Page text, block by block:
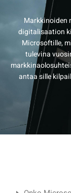
Markkinoiden
digitalisaation
Microsoftille,
tulevina
antaa sille